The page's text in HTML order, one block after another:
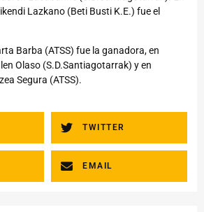
Lazkano (Beti Busti K.E.) fue el
Barba (ATSS) fue la ganadora, en
Olaso (S.D.Santiagotarrak) y en
Segura (ATSS).
TWITTER
EMAIL